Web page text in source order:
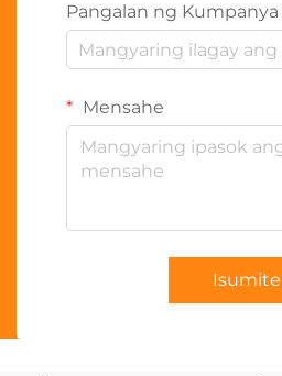
Pangalan ng Kumpanya
Mensahe
Isumite